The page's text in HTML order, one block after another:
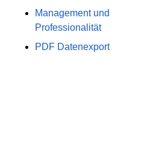
Management und
Professionalität
PDF Datenexport